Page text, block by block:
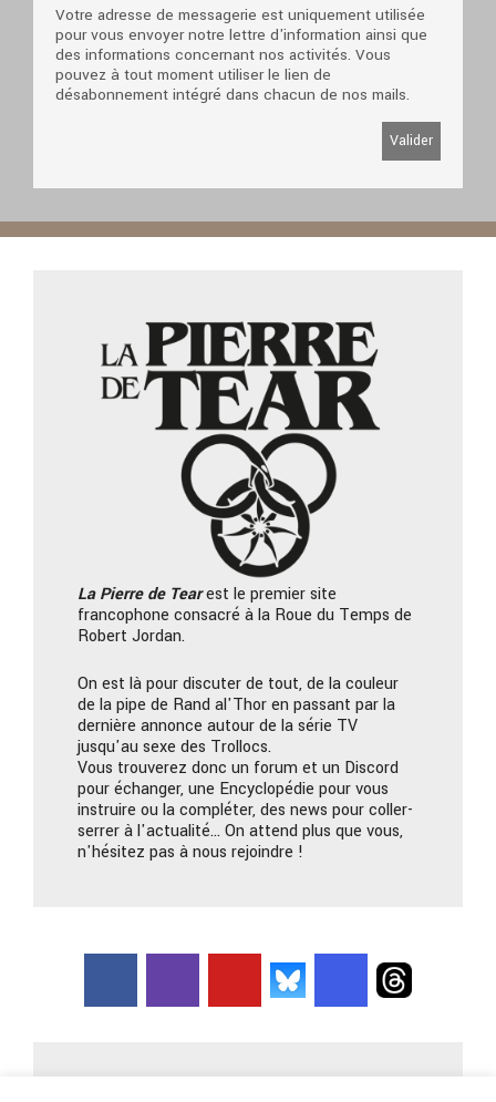
Votre adresse de messagerie est uniquement utilisée
pour vous envoyer notre lettre d'information ainsi que
des informations concernant nos activités. Vous
pouvez à tout moment utiliser le lien de
désabonnement intégré dans chacun de nos mails.
La Pierrede Tearest le premier site
francophone consacré à la Roue du Temps de
Robert Jordan.
On est là pour discuter de tout, de la couleur
de la pipe de Rand al'Thor en passant par la
dernière annonce autour de la série TV
jusqu'au sexe des Trollocs.
Vous trouverez donc un forum et un Discord
pour échanger, une Encyclopédie pour vous
instruire ou la compléter, des news pour coller-
serrer à l'actualité… On attend plus que vous,
n'hésitez pas à nous rejoindre !